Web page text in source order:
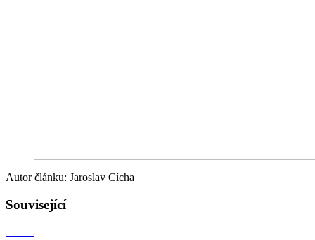
Autor článku: Jaroslav Cícha
Související